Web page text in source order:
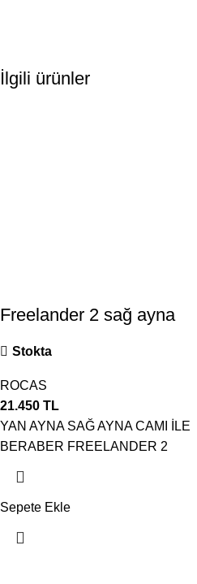
İlgili ürünler
Freelander 2 sağ ayna
Stokta
ROCAS
21.450 TL
YAN AYNA SAĞ AYNA CAMI İLE
BERABER FREELANDER 2
Sepete Ekle